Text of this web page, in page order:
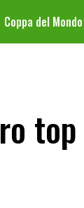
Coppa del